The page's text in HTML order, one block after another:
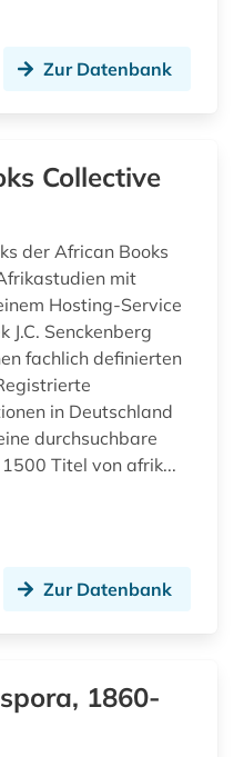
european university institute (1)
europäische geschichte (2)
europäisches schrifttum (1)
Zur Datenbank
Collective
der African Books
mit
Hosting-Service
Senckenberg
fachlich definierten
in Deutschland
durchsuchbare
Titel von afrik...
Zur Datenbank
1860-